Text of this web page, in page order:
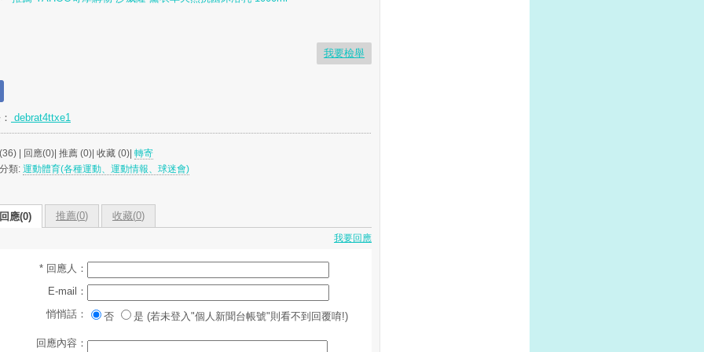
我要檢舉
debrat4ttxe1
| 回應(0)| 推薦 (0)| 收藏 (0)| 轉寄
類: 運動體育(各種運動、運動情報、球迷會)
回應(0) 推薦(0) 收藏(0)
我要回應
* 回應人：
E-mail：
悄悄話：
否 是 (若未登入"個人新聞台帳號"則看不到回覆唷!)
回應內容：